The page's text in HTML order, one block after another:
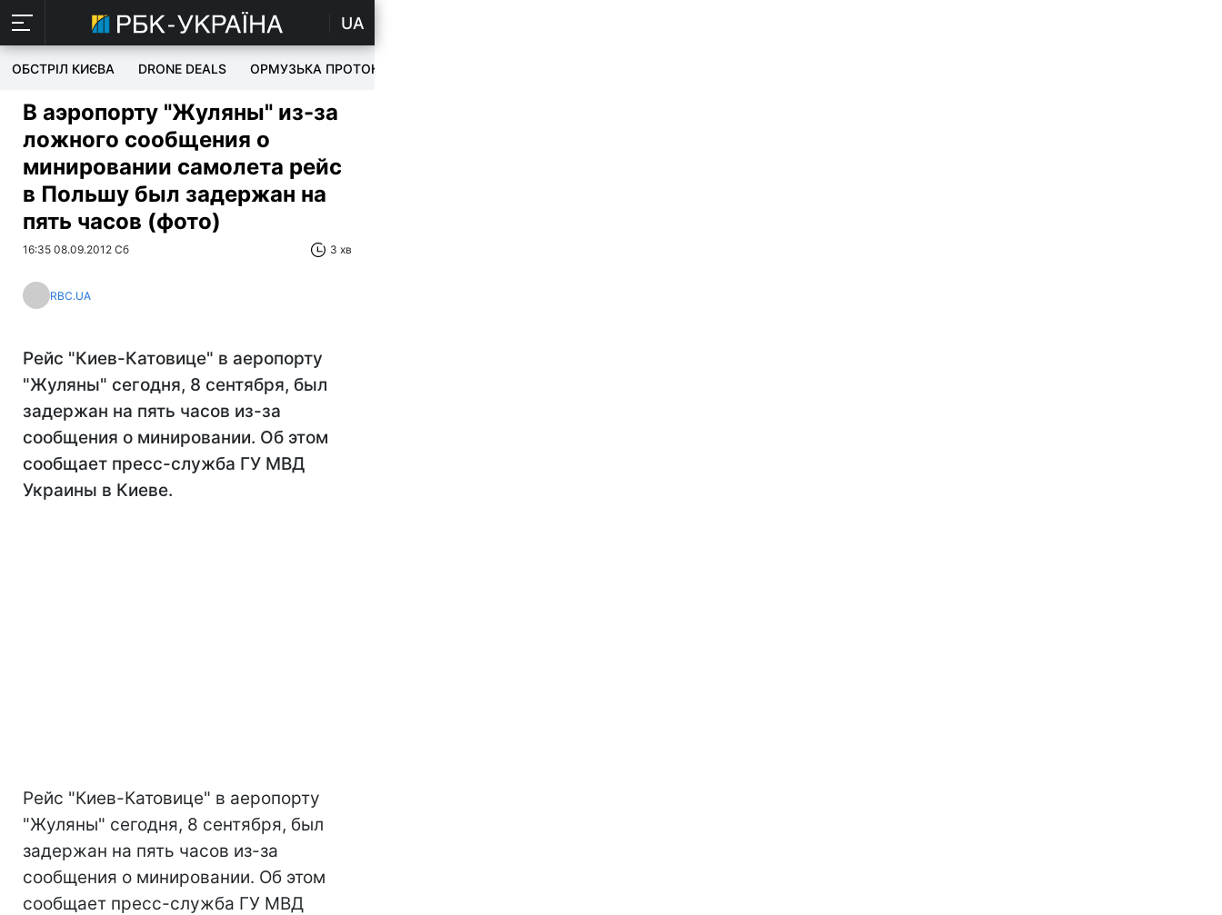
UA
ОБСТРІЛ КИЄВА DRONE DEALS ОРМУЗЬКА ПРОТОКА
В аэропорту "Жуляны" из-за
ложного сообщения о
минировании самолета рейс
в Польшу был задержан на
пять часов (фото)
16:35 08.09.2012 Сб 3 хв
RBC.UA
Рейс "Киев-Катовице" в аеропорту
"Жуляны" сегодня, 8 сентября, был
задержан на пять часов из-за
сообщения о минировании. Об этом
сообщает пресс-служба ГУ МВД
Украины в Киеве.
Рейс "Киев-Катовице" в аеропорту
"Жуляны" сегодня, 8 сентября, был
задержан на пять часов из-за
сообщения о минировании. Об этом
сообщает пресс-служба ГУ МВД